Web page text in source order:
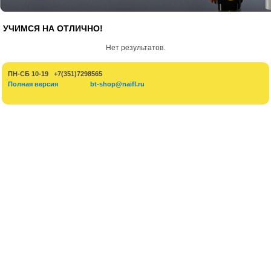
УЧИМСЯ НА ОТЛИЧНО!
Нет результатов.
ПН-СБ 10-19 +7(351)7298565
Полная версия
bt-shop@naifl.ru